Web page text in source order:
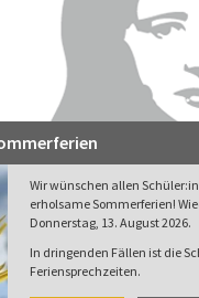
Wir wünschen allen
erholsame Sommerferien!
Donnerstag, 13. August 2026.
In dringenden Fällen ist die
Feriensprechzeiten.